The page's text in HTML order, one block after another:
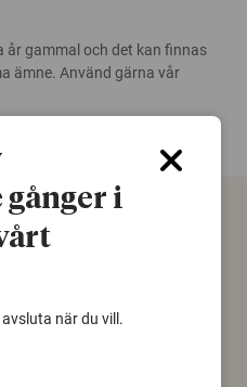
år gammal och det kan finnas
ämne. Använd gärna vår
i
när du vill.